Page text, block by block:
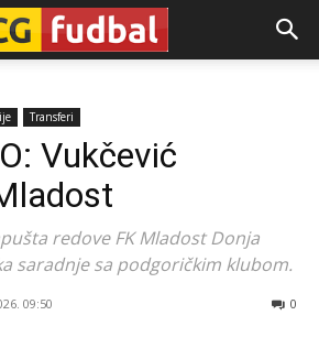
Transferi
Vukčević
redove FK Mladost Donja
saradnje sa podgoričkim klubom.
09:50 0